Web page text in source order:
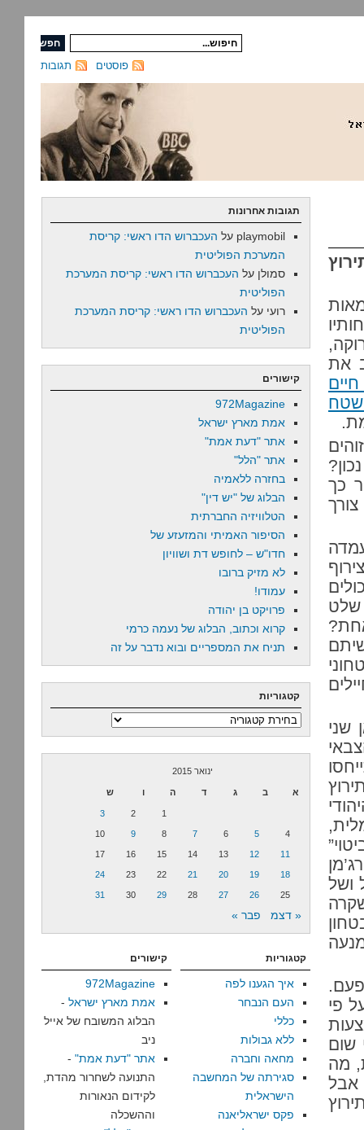
תגובות פוסטים
את
שטח
כך
שלט
שני
ושל
פי
שום
מה
אבל
תגובות אחרונות
playmobil על העכברוש הדו ראשי: קריסת
המערכת הפוליטית
סמולן על העכברוש הדו ראשי: קריסת המערכת
הפוליטית
רועי על העכברוש הדו ראשי: קריסת המערכת
הפוליטית
קישורים
972Magazine
אמת מארץ ישראל
אתר "דעת אמת"
אתר "הלל"
בחזרה ללאמיה
הבלוג של "יש דין"
הטלוויזיה החברתית
הסיפור האמיתי והמזעזע של
חדו"ש – לחופש דת ושוויון
לא מזיק ברובו
עמודו!
פרויקט בן יהודה
קרוא וכתוב, הבלוג של נעמה כרמי
תניח את המספריים ובוא נדבר על זה
קטגוריות
קטגוריות
ינואר 2015
א ב ג ד ה ו ש
1
2
3
4
5
6
7
8
9
10
11
12
13
14
15
16
17
18
19
20
21
22
23
24
25
26
27
28
29
30
31
« דצמ פבר »
קטגוריות
איך הגענו לפה
העם הנבחר
כללי
ללא גבולות
מחאה וחברה
סגירתה של המחשבה
הישראלית
פקס ישראליאנה
קישורים
972Magazine
אמת מארץ ישראל -
הבלוג המשובח של אייל
ניב
אתר "דעת אמת" -
התנועה לשחרור מהדת,
לקידום הנאורות
וההשכלה